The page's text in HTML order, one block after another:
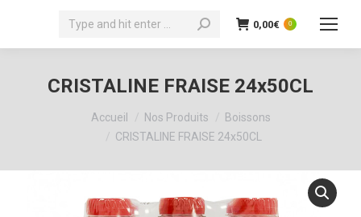
Recherche
0,00€ 0
CRISTALINE FRAISE 24x50CL
Vous êtes ici :Accueil Nos Produits
Boissons
CRISTALINE FRAISE 24x50CL